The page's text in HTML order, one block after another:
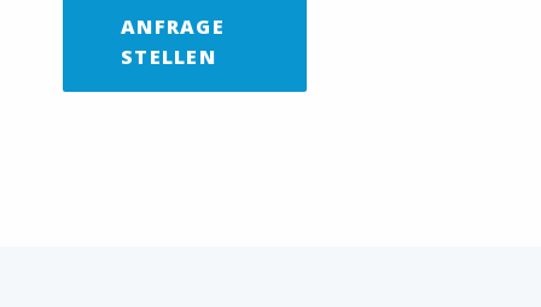
ANFRAGE
STELLEN